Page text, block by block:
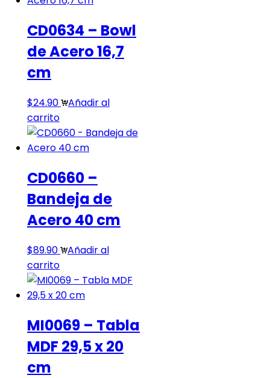
CD0634 – Bowl
de Acero 16,7
cm
$24.90
Añadir al
carrito
CD0660 –
Bandeja de
Acero 40 cm
$89.90
Añadir al
carrito
MI0069 – Tabla
MDF 29,5 x 20
cm